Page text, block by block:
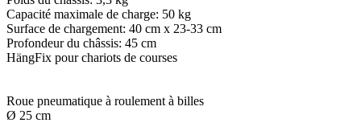
Capacité maximale de charge: 50 kg
Surface de chargement: 40 cm x 23-33 cm
Profondeur du châssis: 45 cm
HängFix pour chariots de courses
Roue pneumatique à roulement à billes
Ø 25 cm